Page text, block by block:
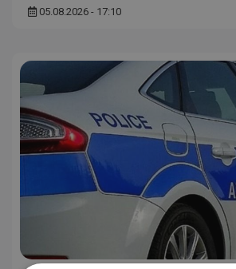
05.08.2026 - 17:10